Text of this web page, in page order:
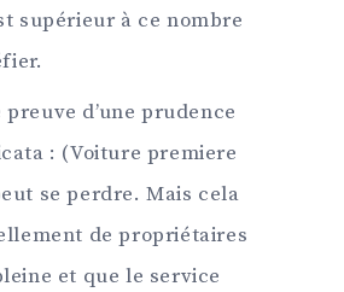
supérieur à ce nombre
d’une prudence
: (Voiture premiere
se perdre. Mais cela
de propriétaires
et que le service